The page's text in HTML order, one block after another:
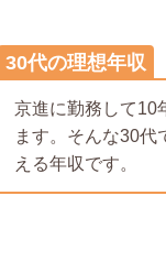
30代の理想年収
京進に勤務して10
ます。そんな30代
える年収です。